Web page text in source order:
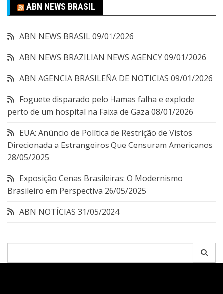
ABN NEWS BRASIL
ABN NEWS BRASIL09/01/2026
ABN NEWS BRAZILIAN NEWS AGENCY09/01/2026
ABN AGENCIA BRASILEÑA DE NOTICIAS 09/01/2026
Foguete disparado pelo Hamas falha e explode
perto de um hospital na Faixa de Gaza 08/01/2026
EUA: Anúncio de Política de Restrição de Vistos
Direcionada a Estrangeiros Que Censuram Americanos
28/05/2025
Exposição Cenas Brasileiras: O Modernismo
Brasileiro em Perspectiva 26/05/2025
ABN NOTÍCIAS 31/05/2024
por: